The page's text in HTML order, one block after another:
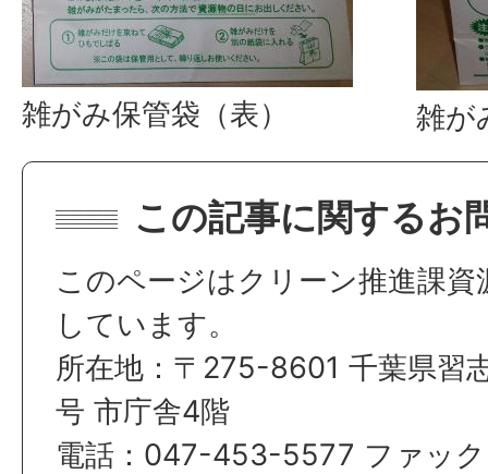
雑がみ保管袋（表） 雑が
この記事に関するお
このページはクリーン推進課資
しています。
所在地：〒275-8601 千葉県習
号 市庁舎4階
電話：047-453-5577 ファッ